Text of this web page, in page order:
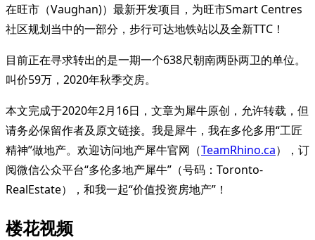
在旺市（Vaughan)）最新开发项目，为旺市Smart Centres
社区规划当中的一部分，步行可达地铁站以及全新TTC！
目前正在寻求转出的是一期一个638尺朝南两卧两卫的单位。
叫价59万，2020年秋季交房。
本文完成于2020年2月16日，文章为犀牛原创，允许转载，但
请务必保留作者及原文链接。我是犀牛，我在多伦多用“工匠
精神”做地产。欢迎访问地产犀牛官网（TeamRhino.ca），订
阅微信公众平台“多伦多地产犀牛”（号码：Toronto-
RealEstate），和我一起“价值投资房地产”！
楼花视频